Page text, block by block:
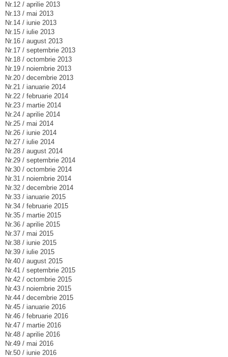
Nr.12 / aprilie 2013
Nr.13 / mai 2013
Nr.14 / iunie 2013
Nr.15 / iulie 2013
Nr.16 / august 2013
Nr.17 / septembrie 2013
Nr.18 / octombrie 2013
Nr.19 / noiembrie 2013
Nr.20 / decembrie 2013
Nr.21 / ianuarie 2014
Nr.22 / februarie 2014
Nr.23 / martie 2014
Nr.24 / aprilie 2014
Nr.25 / mai 2014
Nr.26 / iunie 2014
Nr.27 / iulie 2014
Nr.28 / august 2014
Nr.29 / septembrie 2014
Nr.30 / octombrie 2014
Nr.31 / noiembrie 2014
Nr.32 / decembrie 2014
Nr.33 / ianuarie 2015
Nr.34 / februarie 2015
Nr.35 / martie 2015
Nr.36 / aprilie 2015
Nr.37 / mai 2015
Nr.38 / iunie 2015
Nr.39 / iulie 2015
Nr.40 / august 2015
Nr.41 / septembrie 2015
Nr.42 / octombrie 2015
Nr.43 / noiembrie 2015
Nr.44 / decembrie 2015
Nr.45 / ianuarie 2016
Nr.46 / februarie 2016
Nr.47 / martie 2016
Nr.48 / aprilie 2016
Nr.49 / mai 2016
Nr.50 / iunie 2016